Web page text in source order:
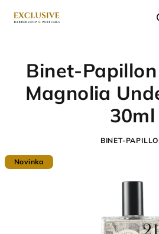
Binet-Papillon
Magnolia
30ml
BINET-
Novinka